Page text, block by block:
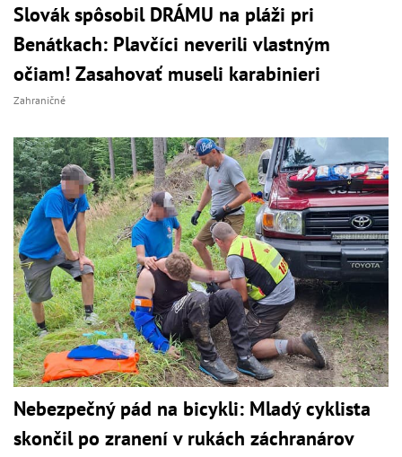
Slovák spôsobil DRÁMU na pláži pri
Benátkach: Plavčíci neverili vlastným
očiam! Zasahovať museli karabinieri
Zahraničné
Nebezpečný pád na bicykli: Mladý cyklista
skončil po zranení v rukách záchranárov